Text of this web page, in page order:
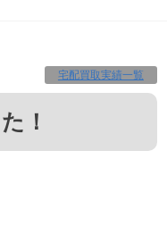
宅配買取実績一覧
！